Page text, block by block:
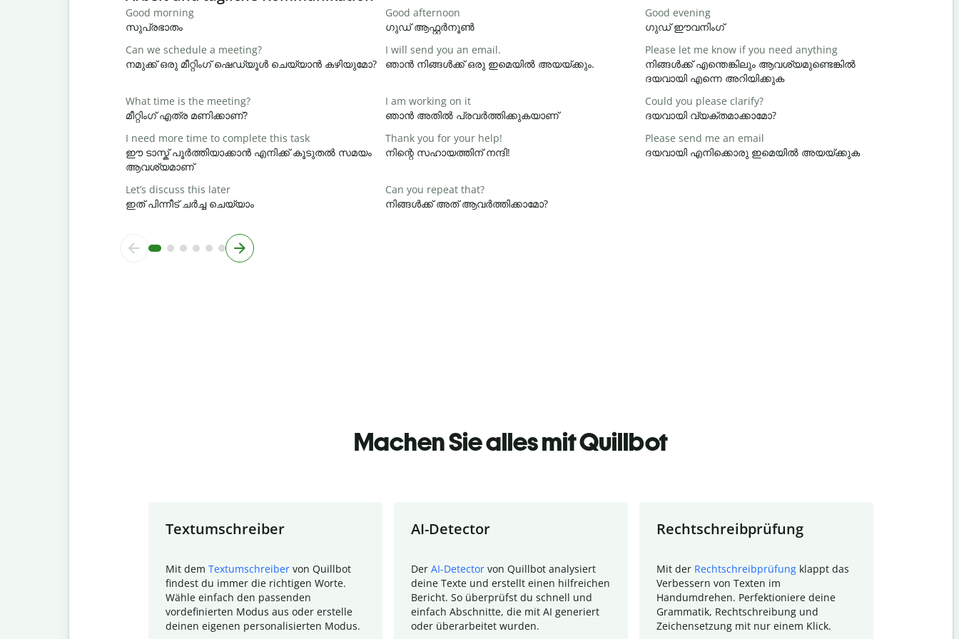
Good morning
സുപ്രഭാതം
Good afternoon
ഗുഡ് ആഫ്റ്റർനൂൺ
Good evening
ഗുഡ് ഈവനിംഗ്
Can we schedule a meeting?
നമുക്ക് ഒരു മീറ്റിംഗ് ഷെഡ്യൂൾ ചെയ്യാൻ കഴിയുമോ?
I will send you an email.
ഞാൻ നിങ്ങൾക്ക് ഒരു ഇമെയിൽ അയയ്ക്കും.
Please let me know if you need anything
നിങ്ങൾക്ക് എന്തെങ്കിലും ആവശ്യമുണ്ടെങ്കിൽ
ദയവായി എന്നെ അറിയിക്കുക
What time is the meeting?
മീറ്റിംഗ് എത്ര മണിക്കാണ്?
I am working on it
ഞാൻ അതിൽ പ്രവർത്തിക്കുകയാണ്
Could you please clarify?
ദയവായി വ്യക്തമാക്കാമോ?
I need more time to complete this task
ഈ ടാസ്ക് പൂർത്തിയാക്കാൻ എനിക്ക് കൂടുതൽ സമയം
ആവശ്യമാണ്
Thank you for your help!
നിന്റെ സഹായത്തിന് നന്ദി!
Please send me an email
ദയവായി എനിക്കൊരു ഇമെയിൽ അയയ്ക്കുക
Let’s discuss this later
ഇത് പിന്നീട് ചർച്ച ചെയ്യാം
Can you repeat that?
നിങ്ങൾക്ക് അത് ആവർത്തിക്കാമോ?
Machen Sie alles mit Quillbot
Textumschreiber
Mit dem Textumschreiber von Quillbot
findest du immer die richtigen Worte.
Wähle einfach den passenden
vordefinierten Modus aus oder erstelle
deinen eigenen personalisierten Modus.
AI-Detector
Der AI-Detector von Quillbot analysiert
deine Texte und erstellt einen hilfreichen
Bericht. So überprüfst du schnell und
einfach Abschnitte, die mit AI generiert
oder überarbeitet wurden.
Rechtschreibprüfung
Mit der Rechtschreibprüfung klappt das
Verbessern von Texten im
Handumdrehen. Perfektioniere deine
Grammatik, Rechtschreibung und
Zeichensetzung mit nur einem Klick.